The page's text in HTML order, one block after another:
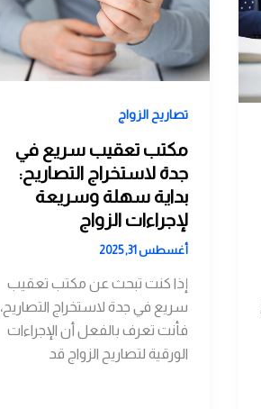
تصاريح الزواج
مكتب تعقيب سريع في
جدة لاستخراج التصاريح:
بداية سهلة وسريعة
لإجراءات الزواج
أغسطس 31, 2025
إذا كنت تبحث عن مكتب تعقيب
سريع في جدة لاستخراج التصاريح،
فأنت تعرف بالفعل أن الإجراءات
الورقية لتصاريح الزواج قد